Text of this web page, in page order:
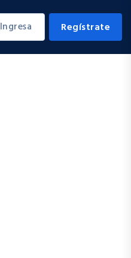
Ingresa Regístrate